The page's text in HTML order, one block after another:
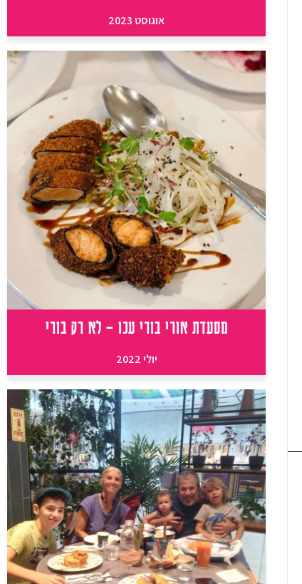
אוגוסט 2023
מסעדת אורי בורי עכו – לא רק בורי
יולי 2022